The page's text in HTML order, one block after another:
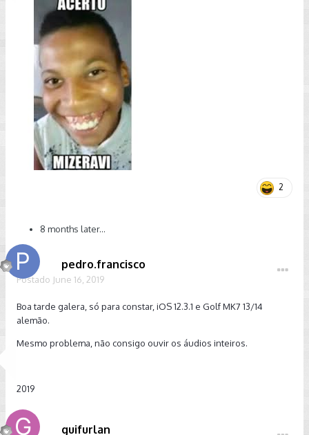
2
8 months later...
pedro.francisco
Postado June 16, 2019
Boa tarde galera, só para constar, iOS 12.3.1 e Golf MK7 13/14
alemão.
Mesmo problema, não consigo ouvir os áudios inteiros.
2019
guifurlan